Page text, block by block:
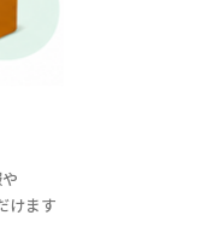
けます